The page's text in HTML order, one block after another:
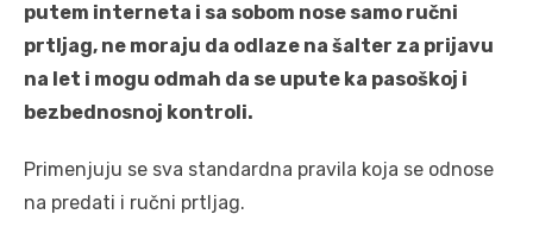
putem interneta i sa sobom nose samo ručni
prtljag, ne moraju da odlaze na šalter za prijavu
na let i mogu odmah da se upute ka pasoškoj i
bezbednosnoj kontroli.
Primenjuju se sva standardna pravila koja se odnose
na predati i ručni prtljag.